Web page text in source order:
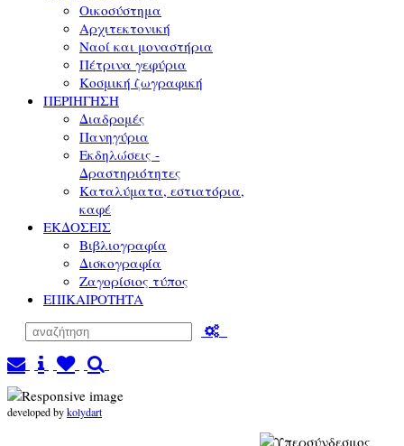
Οικοσύστημα
Αρχιτεκτονική
Ναοί και μοναστήρια
Πέτρινα γεφύρια
Κοσμική ζωγραφική
ΠΕΡΙΗΓΗΣΗ
Διαδρομές
Πανηγύρια
Εκδηλώσεις -
Δραστηριότητες
Καταλύματα, εστιατόρια,
καφέ
ΕΚΔΟΣΕΙΣ
Βιβλιογραφία
Δισκογραφία
Ζαγορίσιος τύπος
ΕΠΙΚΑΙΡΟΤΗΤΑ
developed bykolydart